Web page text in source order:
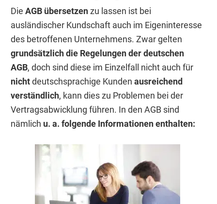
DieAGB übersetzenzu lassen ist bei
ausländischer Kundschaft auch im Eigeninteresse
des betroffenen Unternehmens. Zwar gelten
grundsätzlich die Regelungen der deutschen
AGB, doch sind diese im Einzelfall nicht auch für
nichtdeutschsprachige Kundenausreichend
verständlich, kann dies zu Problemen bei der
Vertragsabwicklung führen. In den AGB sind
nämlich u. a. folgende Informationen enthalten: